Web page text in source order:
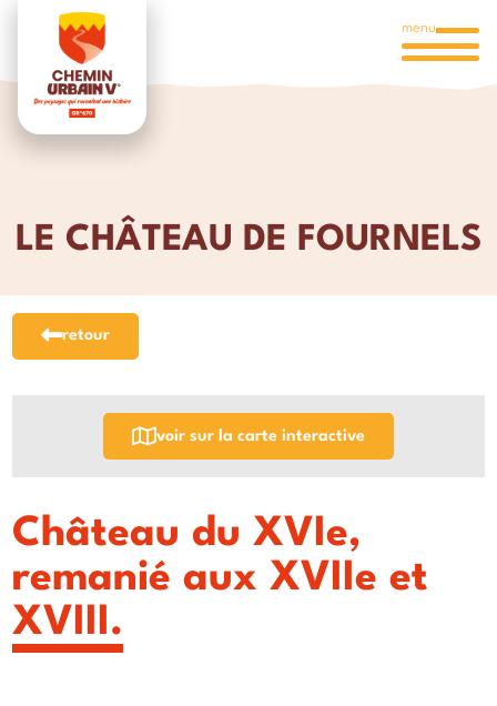
menu
LE CHÂTEAU DE FOURNELS
retour
voir sur la carte interactive
Château du XVIe,
remanié aux XVIIe et
XVIII.